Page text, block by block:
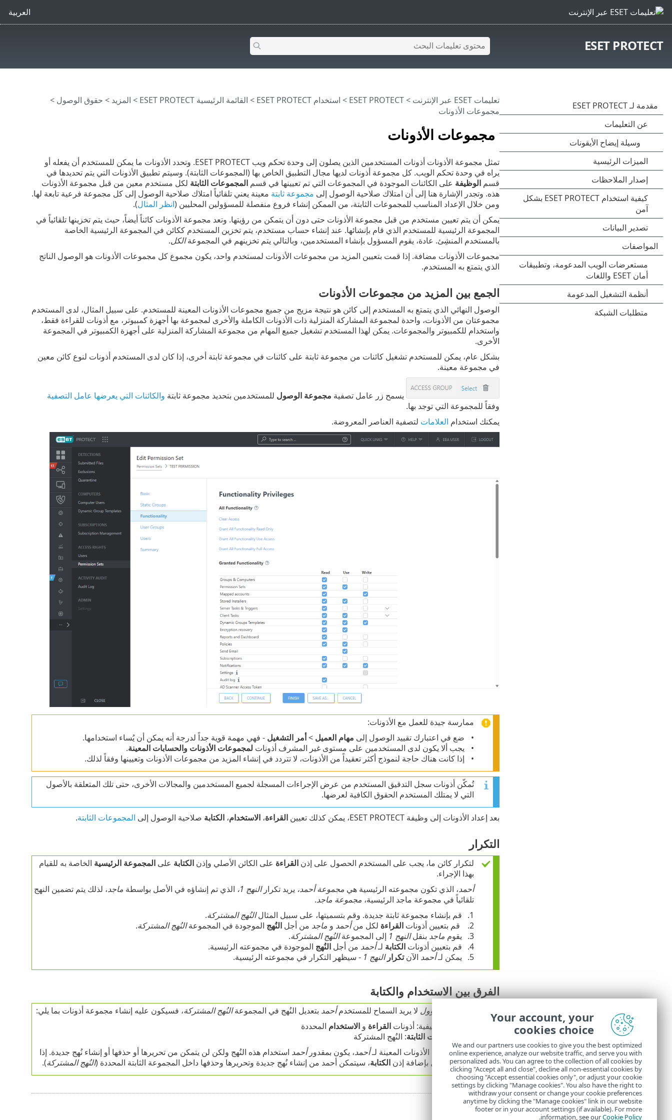
العربية
ESET PROTECT
مجموعات الأذونات
تعليمات ESET عبر الإنترنت >
ESET PROTECT
> استخدام ‎ESET PROTECT > القائمة الرئيسية ESET PROTECT > المزيد > حقوق الوصول >
مجموعات الأذونات
تمثل مجموعة الأذونات أذونات المستخدمين الذين يصلون إلى وحدة تحكم ويب ESET PROTECT. وتحدد الأذونات ما يمكن للمستخدم أن يفعله أو
يراه في وحدة تحكم الويب. كل مجموعة أذونات لديها مجال التطبيق الخاص بها (المجموعات الثابتة). وسيتم تطبيق الأذونات التي يتم تحديدها في
قسم الوظيفة على الكائنات الموجودة في المجموعات التي تم تعيينها في قسم المجموعات الثابتة لكل مستخدم معين من قبل مجموعة الأذونات
هذه. وتجدر الإشارة هنا إلى أن امتلاك صلاحية الوصول إلى مجموعة ثابتة معينة يعني تلقائياً امتلاك صلاحية الوصول إلى كل مجموعة فرعية تابعة لها.
ومن خلال الإعداد المناسب للمجموعات الثابتة، من الممكن إنشاء فروع منفصلة للمسؤولين المحليين (انظر المثال).
يمكن أن يتم تعيين مستخدم من قبل مجموعة الأذونات حتى دون أن يتمكن من رؤيتها. وتعد مجموعة الأذونات كائناً أيضاً، حيث يتم تخزينها تلقائياً في
المجموعة الرئيسية للمستخدم الذي قام بإنشائها. عند إنشاء حساب مستخدم، يتم تخزين المستخدم ككائن في المجموعة الرئيسية الخاصة
بالمستخدم المنشِئ. عادة، يقوم المسؤول بإنشاء المستخدمين، وبالتالي يتم تخزينهم في المجموعةالكل.
مجموعات الأذونات مضافة. إذا قمت بتعيين المزيد من مجموعات الأذونات لمستخدم واحد، يكون مجموع كل مجموعات الأذونات هو الوصول الناتج
الذي يتمتع به المستخدم.
الجمع بين المزيد من مجموعات الأذونات
الوصول النهائي الذي يتمتع به المستخدم إلى كائن هو نتيجة مزيج من جميع مجموعات الأذونات المعينة للمستخدم. على سبيل المثال، لدى المستخدم
مجموعتان من الأذونات، واحدة لمجموعة المشاركة المنزلية ذات الأذونات الكاملة والأخرى لمجموعة بها أجهزة كمبيوتر، مع أذونات للقراءة فقط،
واستخدام للكمبيوتر والمجموعات. يمكن لهذا المستخدم تشغيل جميع المهام من مجموعة المشاركة المنزلية على أجهزة الكمبيوتر في المجموعة
الأخرى.
بشكل عام، يمكن للمستخدم تشغيل كائنات من مجموعة ثابتة على كائنات في مجموعة ثابتة أخرى، إذا كان لدى المستخدم أذونات لنوع كائن معين
في مجموعة معينة.
يسمح زر عامل تصفية مجموعة الوصول للمستخدمين بتحديد مجموعة ثابتة والكائنات التي يعرضها عامل التصفية
وفقاً للمجموعة التي توجد بها.
يمكنك استخدام العلامات لتصفية العناصر المعروضة.
ممارسة جيدة للعمل مع الأذونات:
ضع في اعتبارك تقييد الوصول إلى مهام العميل >أمر التشغيل - فهي مهمة قوية جداً لدرجة أنه يمكن أن يُساء استخدامها.
يجب ألا يكون لدى المستخدمين على مستوى غير المشرف أذونات لمجموعات الأذونات والحسابات المعينة.
إذا كانت هناك حاجة لنموذج أكثر تعقيداً من الأذونات، لا تتردد في إنشاء المزيد من مجموعات الأذونات وتعيينها وفقاً لذلك.
تُمكّن أذونات سجل التدقيق المستخدم من عرض الإجراءات المسجلة لجميع المستخدمين والمجالات الأخرى، حتى تلك المتعلقة بالأصول
التي لا يمتلك المستخدم الحقوق الكافية لعرضها.
بعد إعداد الأذونات إلى وظيفة ESET PROTECT، يمكن كذلك تعيين القراءة، الاستخدام، الكتابة صلاحية الوصول إلى المجموعات الثابتة.
التكرار
لتكرار كائن ما، يجب على المستخدم الحصول على إذن القراءة على الكائن الأصلي وإذن الكتابة على المجموعة الرئيسية الخاصة به للقيام
بهذا الإجراء.
أحمد، الذي تكون مجموعته الرئيسية هي مجموعة أحمد، يريد تكرارالنهج 1، الذي تم إنشاؤه في الأصل بواسطة ماجد، لذلك يتم تضمين النهج
تلقائياً في مجموعة ماجد الرئيسية، مجموعة ماجد.
قم بإنشاء مجموعة ثابتة جديدة. وقم بتسميتها، على سبيل المثالالنُهج المشتركة.
قم بتعيين أذونات القراءة لكل منأحمد و ماجد من أجل النُهج الموجودة في المجموعةالنُهج المشتركة.
يقوم ماجد بنقلالنهج 1 إلى المجموعةالنُهج المشتركة.
قم بتعيين أذونات الكتابة لـأحمد من أجل النُهج الموجودة في مجموعته الرئيسية.
يمكن لـأحمد الآنتكرار النهج 1 - سيظهر التكرار في مجموعته الرئيسية.
الفرق بين الاستخدام والكتابة
المسؤول لا يريد السماح للمستخدمأحمد بتعديل النُهج في المجموعةالنُهج المشتركة، فسيكون عليه إنشاء مجموعة أذونات بما يلي:
الوظيفية: أذونات القراءة و الاستخدام المحددة
المجموعات الثابتة: النُهج المشتركة
من خلال هذه الأذونات المعينة لـأحمد، يكون بمقدورأحمد استخدام هذه النُهج ولكن لن يتمكن من تحريرها أو حذفها أو إنشاء نُهج جديدة. إذا
قام المسؤول بإضافة إذن الكتابة، سيتمكن أحمد من إنشاء نُهج جديدة وتحريرها وحذفها داخل المجموعة الثابتة المحددة (النُهج المشتركة).
Your account, your
cookies choice
We and our partners use cookies to give you the best optimized
online experience, analyze our website traffic, and serve you with
personalized ads. You can agree to the collection of all cookies by
clicking "Accept all and close", decline all non-essential cookies by
choosing "Accept essential cookies only", or adjust your cookie
settings by clicking "Manage cookies". You also have the right to
withdraw your consent or change your cookie preferences
anytime by clicking the "Manage cookies" link in our website
footer or in your account settings (if available). For more
information, see ourCookie Policy
.